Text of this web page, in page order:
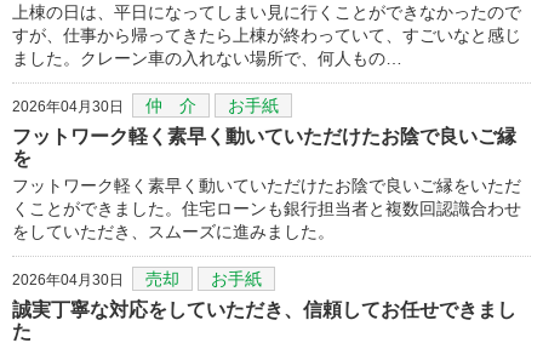
上棟の日は、平日になってしまい見に行くことができなかったので
すが、仕事から帰ってきたら上棟が終わっていて、すごいなと感じ
ました。クレーン車の入れない場所で、何人もの…
2026年04月30日 仲 介 お手紙
フットワーク軽く素早く動いていただけたお陰で良いご縁
を
フットワーク軽く素早く動いていただけたお陰で良いご縁をいただ
くことができました。住宅ローンも銀行担当者と複数回認識合わせ
をしていただき、スムーズに進みました。
2026年04月30日 売却 お手紙
誠実丁寧な対応をしていただき、信頼してお任せできまし
た